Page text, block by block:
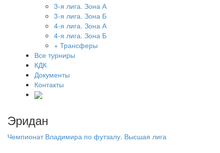
3-я лига. Зона А
3-я лига. Зона Б
4-я лига. Зона А
4-я лига. Зона Б
+ Трансферы
Все турниры
КДК
Документы
Контакты
Эридан
Чемпионат Владимира по футзалу. Высшая лига